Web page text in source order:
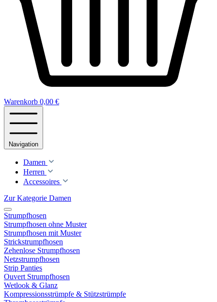
Warenkorb 0,00 €
Navigation
Damen
Herren
Accessoires
Zur Kategorie Damen
Strumpfhosen
Strumpfhosen ohne Muster
Strumpfhosen mit Muster
Strickstrumpfhosen
Zehenlose Strumpfhosen
Netzstrumpfhosen
Strip Panties
Ouvert Strumpfhosen
Wetlook & Glanz
Kompressionsstrümpfe & Stützstrümpfe